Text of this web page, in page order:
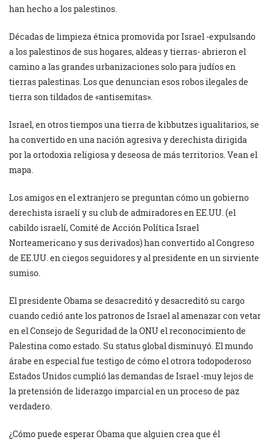
han hecho a los palestinos.
Décadas de limpieza étnica promovida por Israel -expulsando
a los palestinos de sus hogares, aldeas y tierras- abrieron el
camino a las grandes urbanizaciones solo para judíos en
tierras palestinas. Los que denuncian esos robos ilegales de
tierra son tildados de «antisemitas».
Israel, en otros tiempos una tierra de kibbutzes igualitarios, se
ha convertido en una nación agresiva y derechista dirigida
por la ortodoxia religiosa y deseosa de más territorios. Vean el
mapa.
Los amigos en el extranjero se preguntan cómo un gobierno
derechista israelí y su club de admiradores en EE.UU. (el
cabildo israelí, Comité de Acción Política Israel
Norteamericano y sus derivados) han convertido al Congreso
de EE.UU. en ciegos seguidores y al presidente en un sirviente
sumiso.
El presidente Obama se desacreditó y desacreditó su cargo
cuando cedió ante los patronos de Israel al amenazar con vetar
en el Consejo de Seguridad de la ONU el reconocimiento de
Palestina como estado. Su status global disminuyó. El mundo
árabe en especial fue testigo de cómo el otrora todopoderoso
Estados Unidos cumplió las demandas de Israel -muy lejos de
la pretensión de liderazgo imparcial en un proceso de paz
verdadero.
¿Cómo puede esperar Obama que alguien crea que él